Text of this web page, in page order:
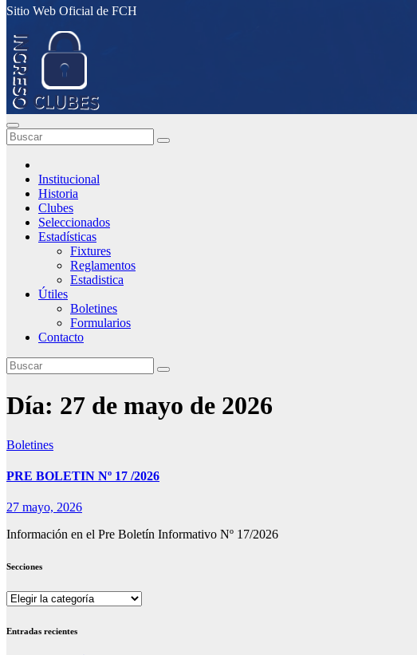
Sitio Web Oficial de FCH
Institucional
Historia
Clubes
Seleccionados
Estadísticas
Fixtures
Reglamentos
Estadistica
Útiles
Boletines
Formularios
Contacto
Día: 27 de mayo de 2026
Boletines
PRE BOLETIN Nº 17 /2026
27 mayo, 2026
Información en el Pre Boletín Informativo Nº 17/2026
Secciones
Secciones
Entradas recientes